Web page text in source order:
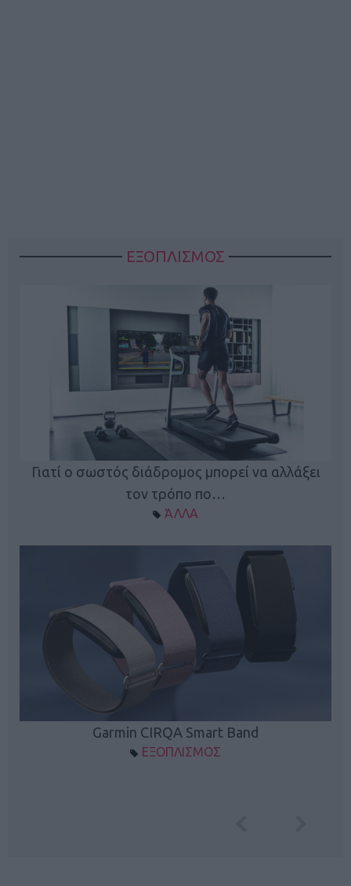
ΕΞΟΠΛΙΣΜΟΣ
Γιατί ο σωστός διάδρομος μπορεί να αλλάξει
τον τρόπο πο…
ΆΛΛΑ
Garmin CIRQA Smart Band
ΕΞΟΠΛΙΣΜΟΣ